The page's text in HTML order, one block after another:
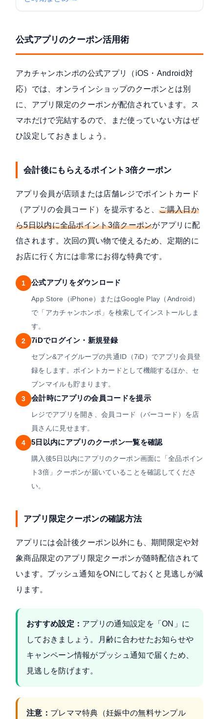
公式アプリのクーポン活用術
アカチャンホンポの公式アプリ（iOS・Android対
応）では、オンラインショップのクーポンとは別
に、アプリ限定のクーポンが配信されています。ス
マホだけで完結するので、まだ使っていない方はぜ
ひ設定しておきましょう。
会計後にもらえるポイント3倍クーポン
アプリ会員が店頭または店舗レジでポイントカード
（アプリの会員コード）を提示すると、ご購入日か
ら5日以内に全品ポイント3倍クーポンがアプリに配
信されます。次回の買い物で使えるため、定期的に
お店に行く方には非常にお得な特典です。
1 公式アプリをダウンロード
App Store（iPhone）またはGoogle Play（Android）
で「アカチャンホンポ」を検索してインストールしま
す。
2
7iDでログイン・新規登録
セブン&アイグループの共通ID（7iD）でアプリ会員登
録をします。ポイントカードとして機能するほか、セ
ブンマイルも貯まります。
3
会計時にアプリの会員コードを提示
レジでアプリを開き、会員コード（バーコード）を店
員さんに見せます。
4
5日以内にアプリのクーポン一覧を確認
購入後5日以内にアプリのクーポン画面に「全品ポイン
ト3倍」クーポンが届いていることを確認してくださ
い。
アプリ限定クーポンの確認方法
アプリには会計後クーポン以外にも、期間限定や対
象商品限定のアプリ限定クーポンが随時配信されて
います。プッシュ通知をONにしておくと見逃しが減
ります。
おすすめ設定： アプリの通知設定を「ON」に
しておきましょう。月齢に合わせたお知らせや
キャンペーン情報がプッシュ通知で届くため、
見逃しを防げます。
注意： プレママ特典（妊娠中の無料サンプル